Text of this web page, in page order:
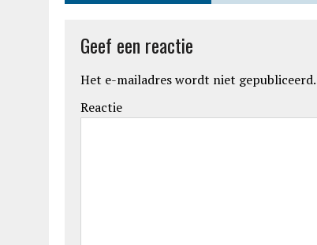
Geef een reactie
Het e-mailadres wordt niet gepubliceerd.
Reactie